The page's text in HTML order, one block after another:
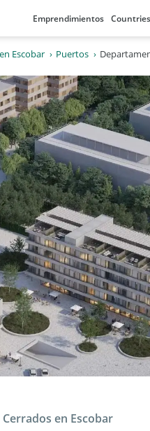
Emprendimientos
Escobar Puertos
en Escobar